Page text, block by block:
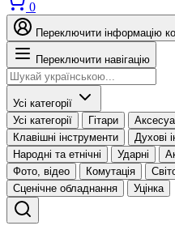
0
Переключити інформацію
Переключити навігацію
Усі категорії
Усі категорії
Гітари
Клавішні інструменти
Духові
Народні та етнічні
Ударні
Фото, відео
Комутація
Сценічне обладнання
Уцінка